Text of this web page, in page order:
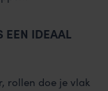
EEN IDEAAL
rollen doe je vlak